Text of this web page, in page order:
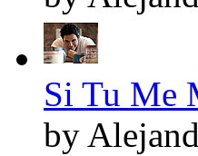
Si Tu Me
by